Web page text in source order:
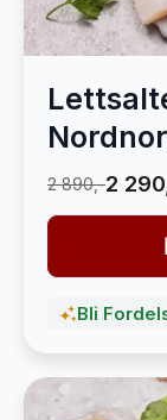
2 890,-2
Bli